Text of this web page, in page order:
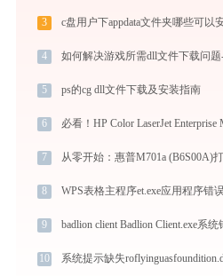
3 c盘用户下appdata文件夹哪些可以
4 如何解决游戏所需dll文件下载问
5 ps的cg dll文件下载及安装指南
6
7
8 WPS表格主程序et.exe应用程序错
9
10 系统提示缺失